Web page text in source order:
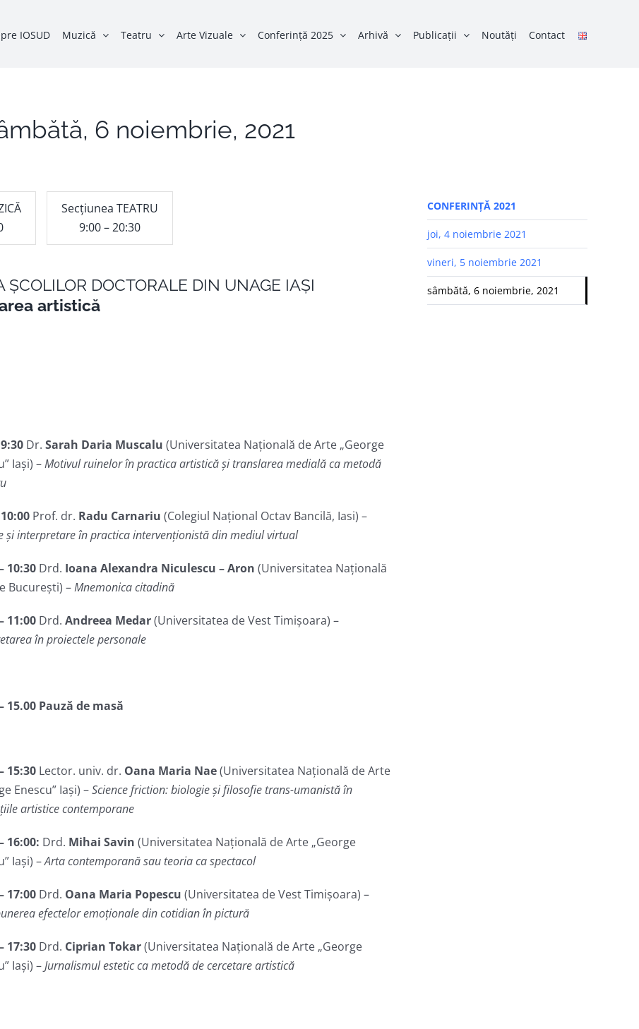
IOSUD Muzică Teatru Arte Vizuale Conferință 2025 Arhivă Publicații Noutăți Contact
6 noiembrie, 2021
Secțiunea TEATRU
9:00 – 20:30
DOCTORALE DIN UNAGE IAȘI
artistică
Dr.Sarah Daria Muscalu (Universitatea Națională de Arte „George
Iași) –Motivul ruinelor în practica artistică și translarea medială ca metodă
Prof. dr. Radu Carnariu (Colegiul Național Octav Bancilă, Iasi) –
și interpretare în practica intervenționistă din mediul virtual
10:30 Drd. Ioana Alexandra Niculescu – Aron (Universitatea Națională
București) –Mnemonica citadină
11:00 Drd.Andreea Medar(Universitatea de Vest Timișoara) –
în proiectele personale
15.00 Pauză de masă
15:30 Lector. univ. dr. Oana Maria Nae(Universitatea Națională de Arte
Enescu” Iași) –Science friction: biologie și filosofie trans-umanistă în
artistice contemporane
16:00: Drd. Mihai Savin (Universitatea Națională de Arte „George
Iași) –Arta contemporană sau teoria ca spectacol
17:00 Drd. Oana Maria Popescu (Universitatea de Vest Timișoara) –
efectelor emoţionale din cotidian în pictură
17:30 Drd. Ciprian Tokar(Universitatea Națională de Arte „George
Iași) –Jurnalismul estetic ca metodă de cercetare artistică
CONFERINȚĂ 2021
joi, 4 noiembrie 2021
vineri, 5 noiembrie 2021
sâmbătă, 6 noiembrie, 2021